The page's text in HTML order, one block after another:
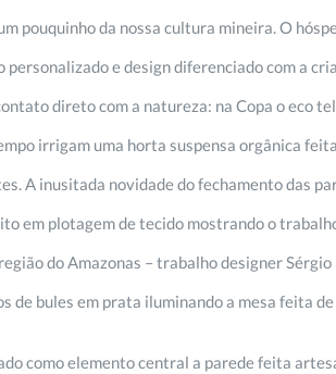
pouquinho da nossa cultura mineira. O
e design diferenciado com a
direto com a natureza: na Copa o eco
irrigam uma horta suspensa orgânica
A inusitada novidade do fechamento das
em plotagem de tecido mostrando o
do Amazonas – trabalho designer
de bules em prata iluminando a mesa feita
como elemento central a parede feita